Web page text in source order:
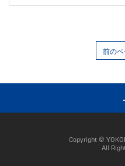
前の
Copyright ©
All